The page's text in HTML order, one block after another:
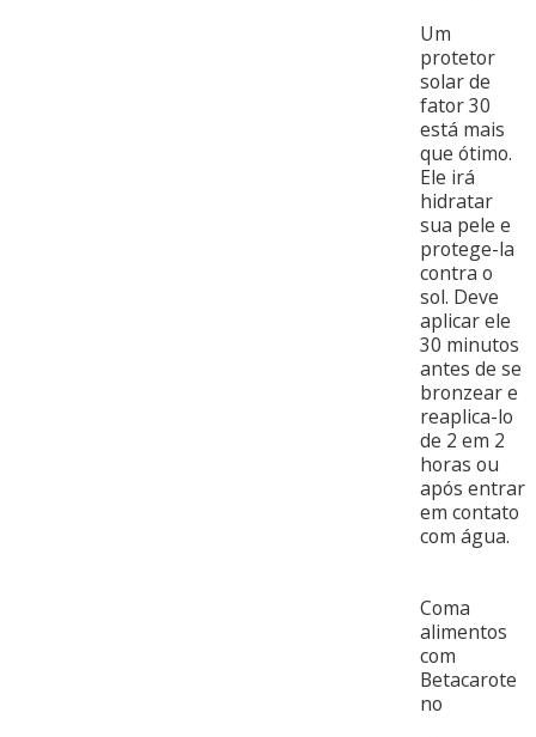
Um
protetor
solar de
fator 30
está mais
que ótimo.
Ele irá
hidratar
sua pele e
protege-la
contra o
sol. Deve
aplicar ele
30 minutos
antes de se
bronzear e
reaplica-lo
de 2 em 2
horas ou
após entrar
em contato
com água.
Coma
alimentos
com
Betacarote
no